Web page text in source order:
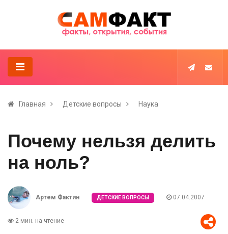
Главная Детские вопросы Наука
Почему нельзя делить
на ноль?
Артем Фактин ДЕТСКИЕ ВОПРОСЫ 07.04.2007
2 мин. на чтение